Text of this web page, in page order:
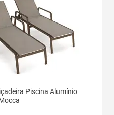
Piscina Alumínio